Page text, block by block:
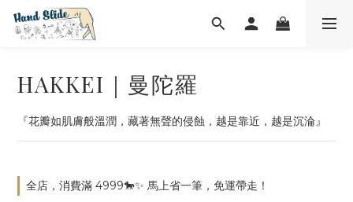
HAKKEI｜曼陀羅
『花瓣如肌膚般溫潤，藏著無聲的侵蝕，越是靠近，越是沉淪』
全店，消費滿 4999🐎✨ 馬上省一筆，免運帶走！